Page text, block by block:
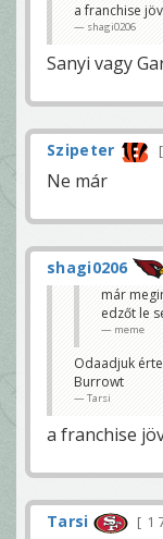
a franchise
shagi0206
Sanyi vagy
Szipeter
Ne már
shagi0206
már
edzőt le
meme
Odaadjuk
Burrowt
Tarsi
a franchise
Tarsi
1